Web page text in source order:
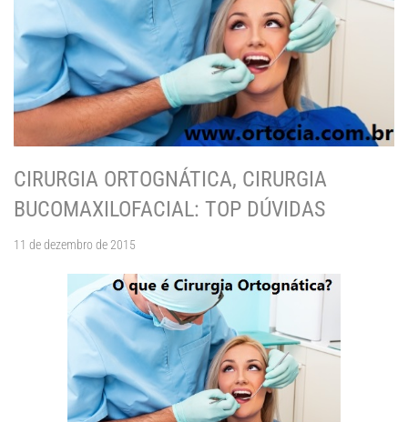
CIRURGIA ORTOGNÁTICA, CIRURGIA
BUCOMAXILOFACIAL: TOP DÚVIDAS
11 de dezembro de 2015